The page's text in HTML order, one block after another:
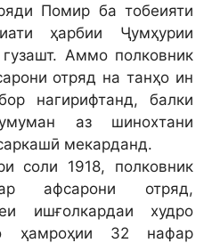
Помир ба тобеияти
ҳарбии Ҷумҳурии
Аммо полковник
отряд на танҳо ин
нагирифтанд, балки
аз шинохтани
мекарданд.
соли 1918, полковник
афсарони отряд,
ишғолкардаи худро
ҳамроҳии 32 нафар